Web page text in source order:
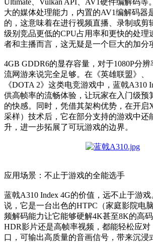
大的媒体处理能力，内置的AV1编解码器
的，这意味着在进行视频直播、录制或剪
级别竞品更低的CPU占用率和更快的处理
者和主播而言，这无疑是一个巨大的加分
4GB GDDR6的显存容量，对于1080P分
流网游来说完全足够。在《英雄联盟》、
《DOTA 2》这类电竞游戏中，蓝戟A310
供高帧率的流畅体验，让玩家在入门级预
的快感。同时，凭借其架构优势，在开启
采样）技术后，它在部分支持的游戏中还
升，进一步拓展了可玩游戏的边界。
应用场景：不止于游戏的全能选手
蓝戟A310 Index 4G的价值，远不止于游
说，它是一台出色的HTPC（家庭影院电
频解码能力让它能够硬解4K甚至8K的高
HDR影片还是高帧率视频，都能轻松应
口，可输出高质量的音画信号，带来沉浸